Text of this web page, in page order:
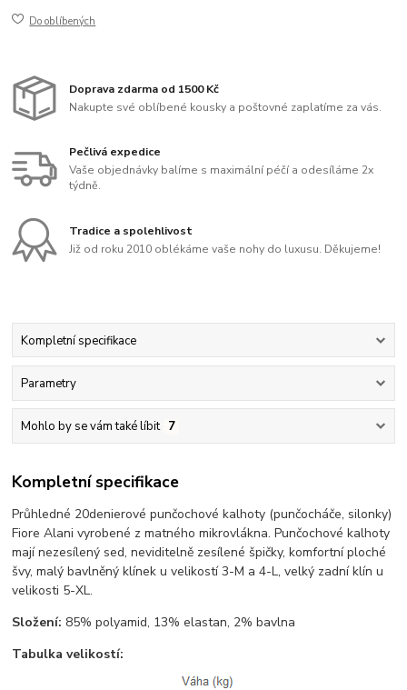
Do oblíbených
Doprava zdarma od 1500 Kč
Nakupte své oblíbené kousky a poštovné zaplatíme za vás.
Pečlivá expedice
Vaše objednávky balíme s maximální péčí a odesíláme 2x
týdně.
Tradice a spolehlivost
Již od roku 2010 oblékáme vaše nohy do luxusu. Děkujeme!
Kompletní specifikace
Parametry
Mohlo by se vám také líbit 7
Kompletní specifikace
Průhledné 20denierové punčochové kalhoty (punčocháče, silonky)
Fiore Alani vyrobené z matného mikrovlákna. Punčochové kalhoty
mají nezesílený sed, neviditelně zesílené špičky, komfortní ploché
švy, malý bavlněný klínek u velikostí 3-M a 4-L, velký zadní klín u
velikosti 5-XL.
Složení: 85% polyamid, 13% elastan, 2% bavlna
Tabulka velikostí: